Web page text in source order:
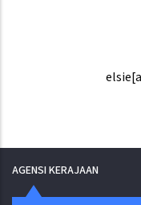
AGENSI KERAJAAN